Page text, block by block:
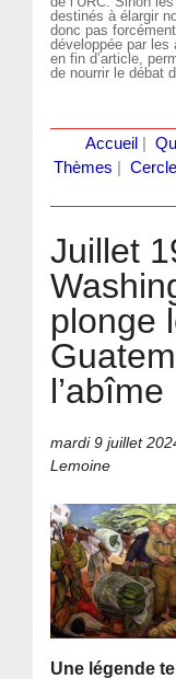
destinés à élargir
donc pas
développée par les
en fin d’article,
de nourrir le débat
Accueil
Thèmes
Juillet
plonge
l’abîme
mardi 9 juillet
Lemoine
Une légende